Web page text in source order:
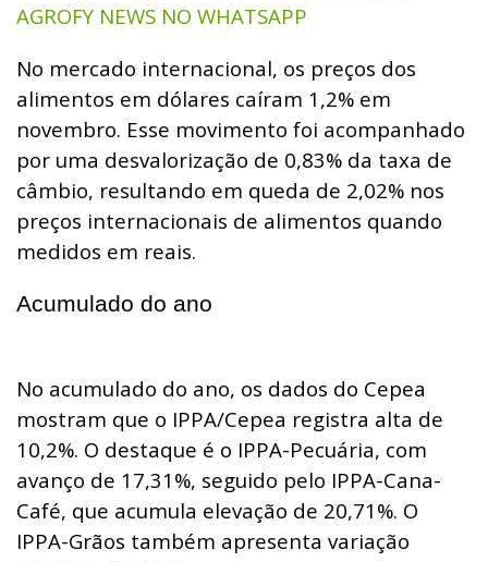
AGROFY NEWS NO WHATSAPP
No mercado internacional, os preços dos
alimentos em dólares caíram 1,2% em
novembro. Esse movimento foi acompanhado
por uma desvalorização de 0,83% da taxa de
câmbio, resultando em queda de 2,02% nos
preços internacionais de alimentos quando
medidos em reais.
Acumulado do ano
No acumulado do ano, os dados do Cepea
mostram que o IPPA/Cepea registra alta de
10,2%. O destaque é o IPPA-Pecuária, com
avanço de 17,31%, seguido pelo IPPA-Cana-
Café, que acumula elevação de 20,71%. O
IPPA-Grãos também apresenta variação